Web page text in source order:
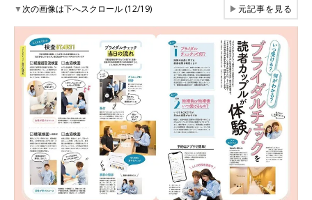
▼次の画像は下へスクロール (12/19) ▶元記事を見る